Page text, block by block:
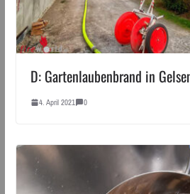
D: Gartenlaubenbrand in
4. April 2021 0